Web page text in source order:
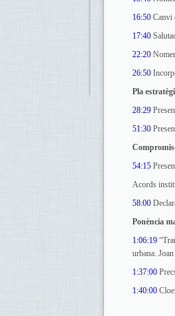
16:50 Canvi
17:40
22:20
26:50
Pla
28:29
51:30
54:15
Acords
58:00
Ponència
1:06:19
urbana.
1:37:00
1:40:00